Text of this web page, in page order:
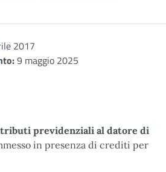
2017
9 maggio 2025
previdenziali al datore di
in presenza di crediti per